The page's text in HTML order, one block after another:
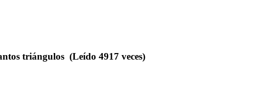
triángulos (Leído 4917 veces)